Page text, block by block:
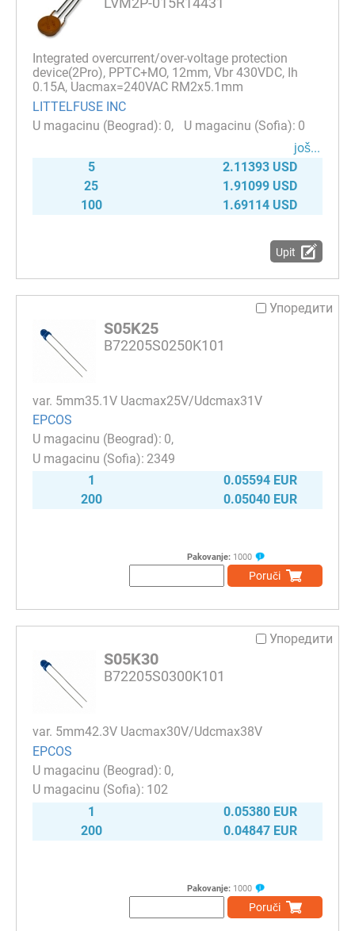
Integrated overcurrent/over-voltage protection
device(2Pro), PPTC+MO, 12mm, Vbr 430VDC, Ih
0.15A, Uacmax=240VAC RM2x5.1mm
LITTELFUSE INC
0
0
јоš...
5
2.11393 USD
25
1.91099 USD
100
1.69114 USD
Upit
Упоредити
S05K25
B72205S0250K101
var. 5mm35.1V Uacmax25V/Udcmax31V
EPCOS
0
2349
1
0.05594 EUR
200
0.05040 EUR
Pakovanje: 1000
Poruči
Упоредити
S05K30
B72205S0300K101
var. 5mm42.3V Uacmax30V/Udcmax38V
EPCOS
0
102
1
0.05380 EUR
200
0.04847 EUR
Pakovanje: 1000
Poruči